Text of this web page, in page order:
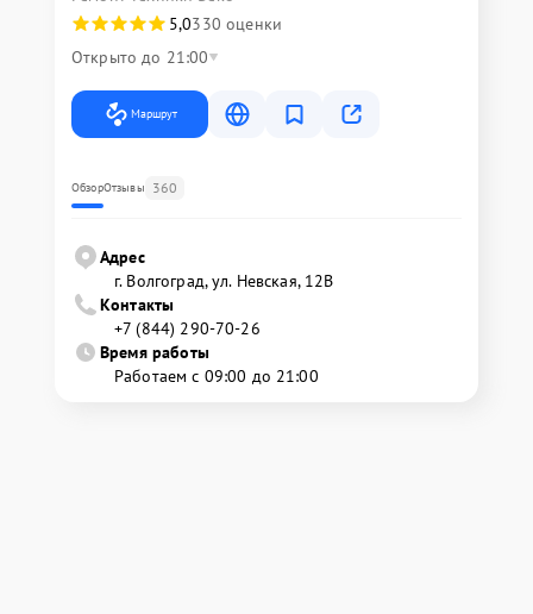
5,0330 оценки
Открыто до 21:00
Маршрут
ОбзорОтзывы 360
Адрес
г. Волгоград, ул. Невская, 12В
Контакты
+7 (844) 290-70-26
Время работы
Работаем с 09:00 до 21:00